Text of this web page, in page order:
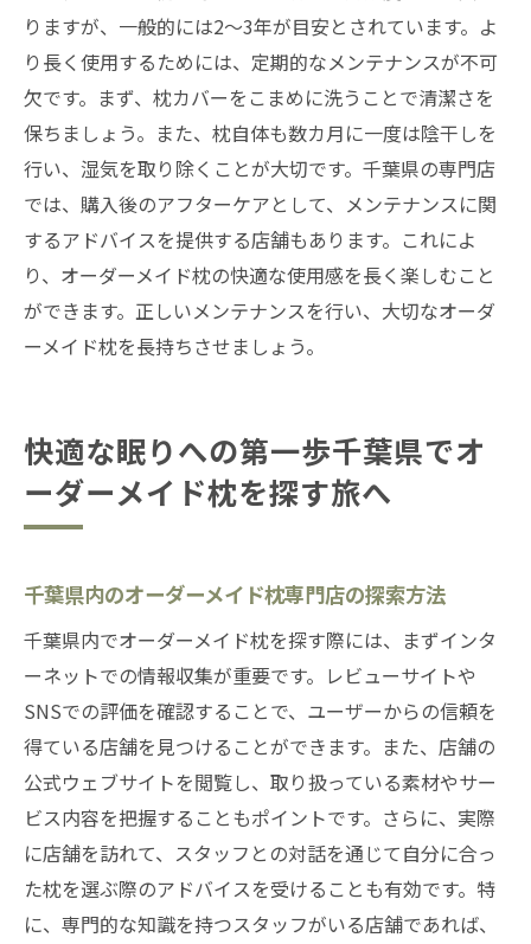
りますが、一般的には2〜3年が目安とされています。よ
り長く使用するためには、定期的なメンテナンスが不可
欠です。まず、枕カバーをこまめに洗うことで清潔さを
保ちましょう。また、枕自体も数カ月に一度は陰干しを
行い、湿気を取り除くことが大切です。千葉県の専門店
では、購入後のアフターケアとして、メンテナンスに関
するアドバイスを提供する店舗もあります。これによ
り、オーダーメイド枕の快適な使用感を長く楽しむこと
ができます。正しいメンテナンスを行い、大切なオーダ
ーメイド枕を長持ちさせましょう。
快適な眠りへの第一歩千葉県でオ
ーダーメイド枕を探す旅へ
千葉県内のオーダーメイド枕専門店の探索方法
千葉県内でオーダーメイド枕を探す際には、まずインタ
ーネットでの情報収集が重要です。レビューサイトや
SNSでの評価を確認することで、ユーザーからの信頼を
得ている店舗を見つけることができます。また、店舗の
公式ウェブサイトを閲覧し、取り扱っている素材やサー
ビス内容を把握することもポイントです。さらに、実際
に店舗を訪れて、スタッフとの対話を通じて自分に合っ
た枕を選ぶ際のアドバイスを受けることも有効です。特
に、専門的な知識を持つスタッフがいる店舗であれば、